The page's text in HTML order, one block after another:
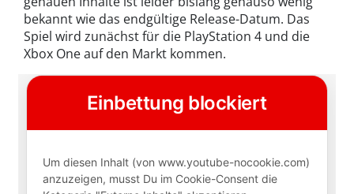
bekannt wie das endgültige Release-Datum. Das
Spiel wird zunächst für die PlayStation 4 und die
Xbox One auf den Markt kommen.